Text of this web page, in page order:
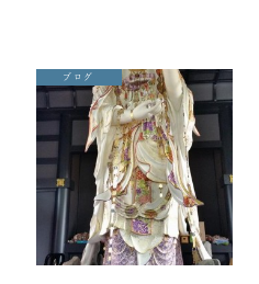
ブログ